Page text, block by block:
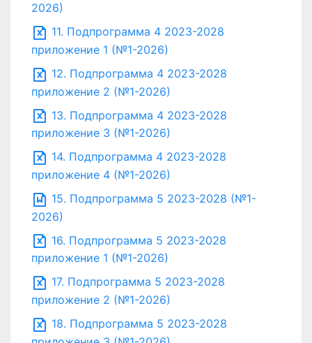
2026)
11. Подпрограмма 4 2023-2028
приложение 1 (№1-2026)
12. Подпрограмма 4 2023-2028
приложение 2 (№1-2026)
13. Подпрограмма 4 2023-2028
приложение 3 (№1-2026)
14. Подпрограмма 4 2023-2028
приложение 4 (№1-2026)
15. Подпрограмма 5 2023-2028 (№1-
2026)
16. Подпрограмма 5 2023-2028
приложение 1 (№1-2026)
17. Подпрограмма 5 2023-2028
приложение 2 (№1-2026)
18. Подпрограмма 5 2023-2028